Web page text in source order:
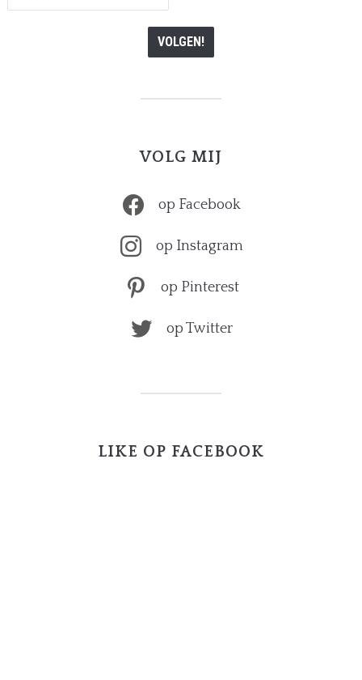
VOLG MIJ
op Facebook
op Instagram
op Pinterest
op Twitter
LIKE OP FACEBOOK